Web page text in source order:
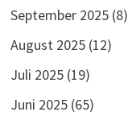
September 2025 (8)
August 2025 (12)
Juli 2025 (19)
Juni 2025 (65)